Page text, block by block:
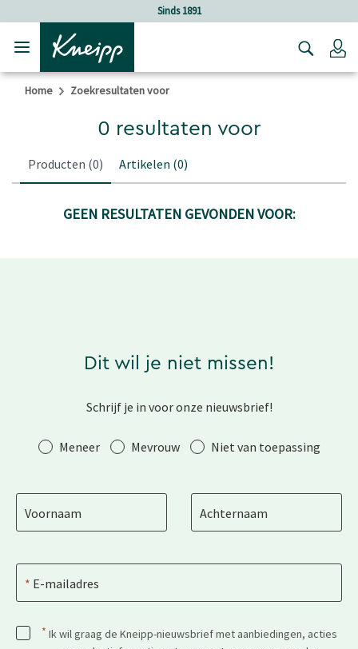
Verder gaan naar hoofdinhoud.Sinds 1891
Home Zoekresultaten voor
0 resultaten voor
Producten (0) Artikelen (0)
GEEN RESULTATEN GEVONDEN VOOR:
Dit wil je niet missen!
Schrijf je in voor onze nieuwsbrief!
AanhefMeneer Mevrouw Niet van toepassing
Voornaam Achternaam
E-mailadres
* Ik wil graag de Kneipp-nieuwsbrief met aanbiedingen, acties